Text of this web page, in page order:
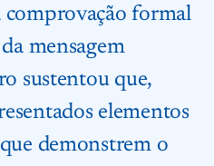
comprovação formal
mensagem
sustentou que,
elementos
demonstrem o